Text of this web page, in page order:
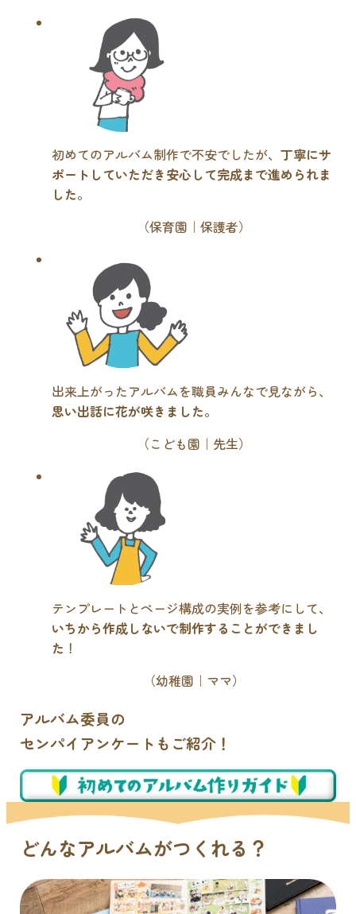
初めてのアルバム制作で不安でしたが、丁寧にサ
ポートしていただき安心して完成まで進められま
した。
（保育園｜保護者）
出来上がったアルバムを職員みんなで見ながら、
思い出話に花が咲きました。
（こども園｜先生）
テンプレートとページ構成の実例を参考にして、
いちから作成しないで制作することができまし
た ！
（幼稚園｜ママ）
アルバム委員の
センパイアンケートもご紹介！
どんなアルバムがつくれる？